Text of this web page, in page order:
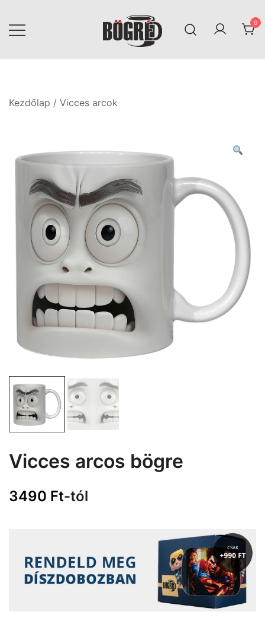
content
Bögréd
0
Kezdőlap / Vicces arcok
Vicces arcos bögre
3490 Ft-tól